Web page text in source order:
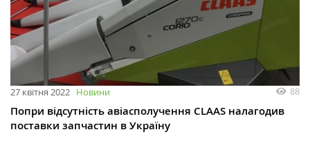
27 квітня 2022 Новини 88
Попри відсутність авіасполучення CLAAS налагодив
поставки запчастин в Україну